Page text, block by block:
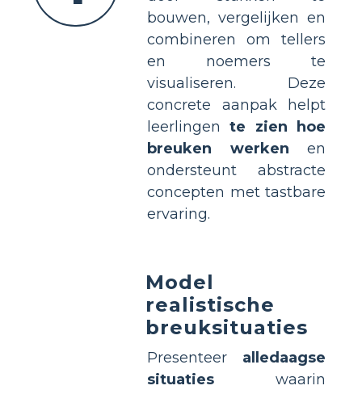
bouwen, vergelijken en
combineren om tellers
en noemers te
visualiseren. Deze
concrete aanpak helpt
leerlingente zien hoe
breuken werken en
ondersteunt abstracte
concepten met tastbare
ervaring.
Model
realistische
breuksituaties
Presenteer alledaagse
situaties waarin